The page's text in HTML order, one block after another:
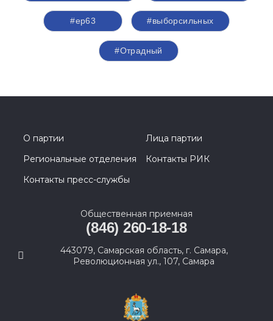
#ер63 #выборсильных
#Отрадный
О партии
Лица партии
Региональные отделения
Контакты РИК
Контакты пресс-службы
Общественная приемная
(846) 260-18-18
443079, Самарская область, г. Самара,
Революционная ул., 107, Самара